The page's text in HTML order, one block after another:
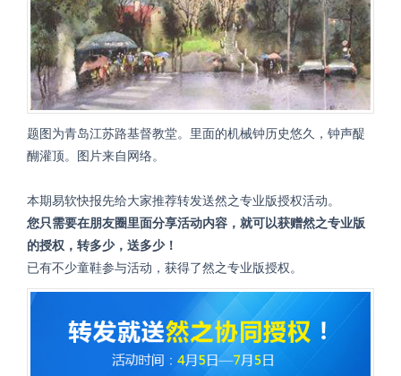
题图为青岛江苏路基督教堂。里面的机械钟历史悠久，钟声醍
醐灌顶。图片来自网络。
本期易软快报先给大家推荐转发送然之专业版授权活动。
您只需要在朋友圈里面分享活动内容，就可以获赠然之专业版
的授权，转多少，送多少！
已有不少童鞋参与活动，获得了然之专业版授权。